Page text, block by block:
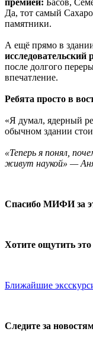
Да, тот самый
памятники.
А ещё прямо в
исследовательский
после долгого
впечатление.
Ребята просто в
«Я думал, ядерный
обычном здании
«Теперь я понял,
живут наукой» —
Спасибо МИФИ за
Хотите ощутить
Ближайшие
Следите за